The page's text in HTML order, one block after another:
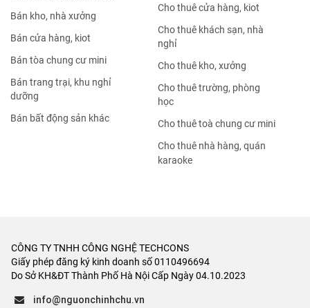
Bán kho, nhà xưởng
Bán cửa hàng, kiot
Bán tòa chung cư mini
Bán trang trại, khu nghỉ
dưỡng
Bán bất động sản khác
Cho thuê cửa hàng, kiot
Cho thuê khách sạn, nhà
nghỉ
Cho thuê kho, xưởng
Cho thuê trường, phòng
học
Cho thuê toà chung cư mini
Cho thuê nhà hàng, quán
karaoke
CÔNG TY TNHH CÔNG NGHỆ TECHCONS
Giấy phép đăng ký kinh doanh số 0110496694
Do Sở KH&ĐT Thành Phố Hà Nội Cấp Ngày 04.10.2023
info@nguonchinhchu.vn